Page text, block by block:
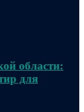
области:
для